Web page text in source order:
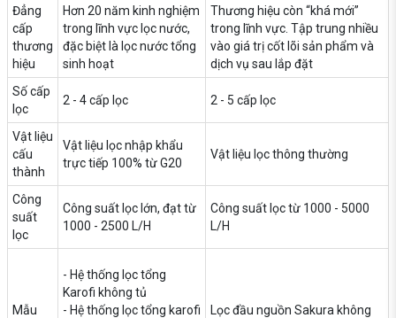
Đẳng
cấp
thương
hiệu
Hơn 20 năm kinh nghiệm
trong lĩnh vực lọc nước,
đặc biệt là lọc nước tổng
sinh hoạt
Thương hiệu còn “khá mới”
trong lĩnh vực. Tập trung nhiều
vào giá trị cốt lõi sản phẩm và
dịch vụ sau lắp đặt
Số cấp
lọc
2 - 4 cấp lọc 2 - 5 cấp lọc
Vật liệu
cấu
thành
Vật liệu lọc nhập khẩu
trực tiếp 100% từ G20
Vật liệu lọc thông thường
Công
suất
lọc
Công suất lọc lớn, đạt từ
1000 - 2500 L/H
Công suất lọc từ 1000 - 5000
L/H
Mẫu
- Hệ thống lọc tổng
Karofi không tủ
- Hệ thống lọc tổng karofi
Lọc đầu nguồn Sakura không